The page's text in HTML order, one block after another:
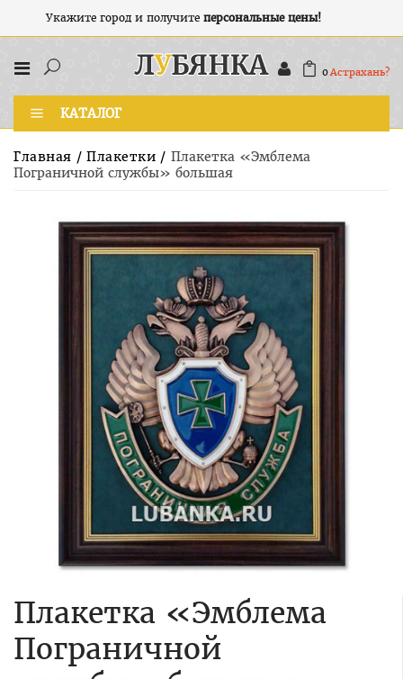
Укажите город и получите персональные цены!
Астрахань?
0
КАТАЛОГ
Главная / Плакетки / Плакетка «Эмблема
Пограничной службы» большая
Плакетка «Эмблема
Пограничной